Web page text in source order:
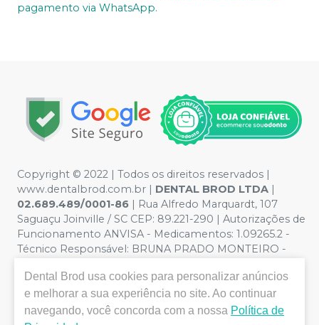
pagamento via WhatsApp.
Copyright © 2022 | Todos os direitos reservados |
www.dentalbrod.com.br | DENTAL BROD LTDA |
02.689.489/0001-86 | Rua Alfredo Marquardt, 107
Saguaçu Joinville / SC CEP: 89.221-290 | Autorizações de
Funcionamento ANVISA - Medicamentos: 1.09265.2 -
Técnico Responsável: BRUNA PRADO MONTEIRO -
Fotos meramente ilustrativas - Os preços e condições
da loja virtual estão sujeitos a alterações. Em caso de
divergência de preços no site, o valor válido é o do
Dental Brod usa cookies para personalizar anúncios
e melhorar a sua experiência no site. Ao continuar
navegando, você concorda com a nossa Política de